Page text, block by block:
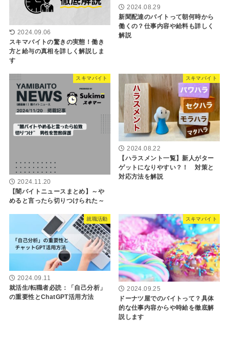
2024.09.06
スキマバイトの驚きの実態！働き
方と給与の真相を詳しく解説しま
す
2024.08.29
新聞配達のバイトって朝何時から
働くの？仕事内容や給料も詳しく
解説
スキマバイト
2024.11.20
【闇バイトニュースまとめ】～や
めると言ったら切りつけられた～
スキマバイト
2024.08.22
【ハラスメント一覧】新人がター
ゲットになりやすい？！ 対策と
対応方法を解説
就職活動
2024.09.11
就活生/転職者必読：「自己分析」
の重要性とChatGPT活用方法
スキマバイト
2024.09.25
ドーナツ屋でのバイトって？具体
的な仕事内容からや時給を徹底解
説します